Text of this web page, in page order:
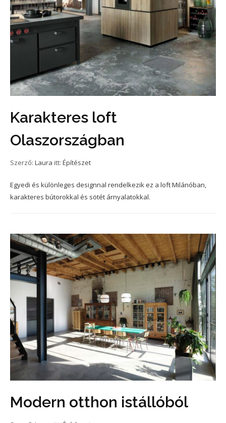
Karakteres loft
Olaszországban
Szerző: Laura itt: Építészet
Egyedi és különleges designnal rendelkezik ez a loft Milánóban,
karakteres bútorokkal és sötét árnyalatokkal.
Modern otthon istállóból